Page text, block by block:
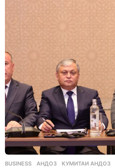
BUSINESS АНДОЗ ,КУМИТАИ АНДОЗ